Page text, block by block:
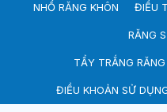
NHỔ RĂNG KHÔN ĐIỀU
RĂNG
TẨY TRẮNG
ĐIỀU KHOẢN SỬ